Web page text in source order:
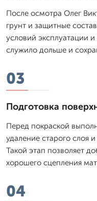
После осмотра Олег
грунт и защитные
условий эксплуатации
служило дольше и
03
Подготовка
Перед покраской
удаление старого слоя
Такой этап позволяет
хорошего сцепления
04